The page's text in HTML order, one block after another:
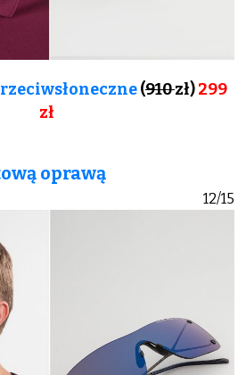
(910zł)299
zł
oprawą
12/15